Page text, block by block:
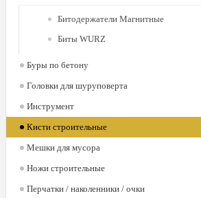
Битодержатели Магнитные
Биты WURZ
Буры по бетону
Головки для шуруповерта
Инструмент
Кисти строительные
Мешки для мусора
Ножи строительные
Перчатки / наколенники / очки